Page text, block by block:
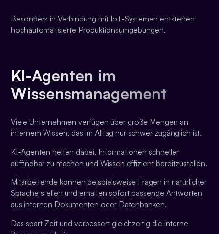
Besonders in Verbindung mit IoT-Systemen entstehen
hochautomatisierte Produktionsumgebungen.
KI-Agenten im
Wissensmanagement
Viele Unternehmen verfügen über große Mengen an
internem Wissen, das im Alltag nur schwer zugänglich ist.
KI-Agenten helfen dabei, Informationen schneller
auffindbar zu machen und Wissen effizient bereitzustellen.
Mitarbeitende können beispielsweise Fragen in natürlicher
Sprache stellen und erhalten sofort passende Antworten
aus internen Dokumenten oder Datenbanken.
Das spart Zeit und verbessert gleichzeitig die interne